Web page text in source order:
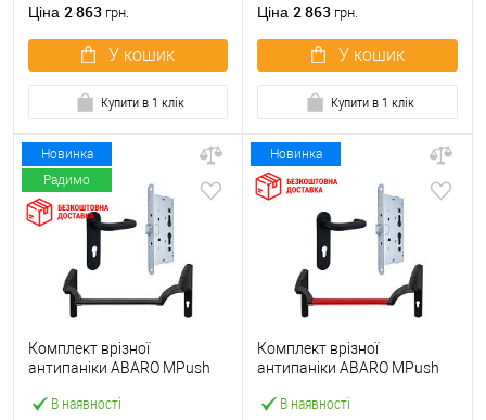
Ціна 2 863 грн.
У кошик
Купити в 1 клік
Ціна 2 863 грн.
У кошик
Купити в 1 клік
Новинка
Радимо
В наявності
Комплект врізної
антипаніки ABARO МPush
чорний із замком та ручкою
Новинка
В наявності
Комплект врізної
антипаніки ABARO МPush
червоний із замком та